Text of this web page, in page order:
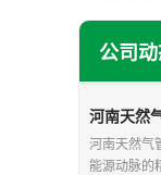
公司
河南天然
河南天然气
能源动脉的